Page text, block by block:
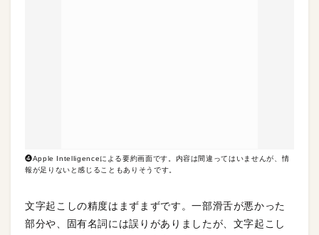
❹Apple Intelligenceによる要約画面です。内容は間違ってはいませんが、情
報が足りないと感じることもありそうです。
文字起こしの精度はまずまずです。一部滑舌が悪かった
部分や、固有名詞には誤りがありましたが、文字起こし